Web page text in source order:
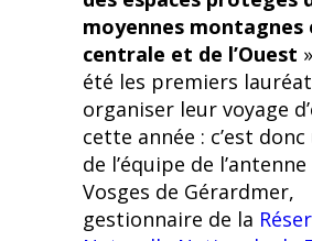
moyennes montagnes
centrale et de l’Ouest
été les premiers
organiser leur voyage
cette année : c’est
de l’équipe de l’antenne
Vosges de Gérardmer,
gestionnaire de la